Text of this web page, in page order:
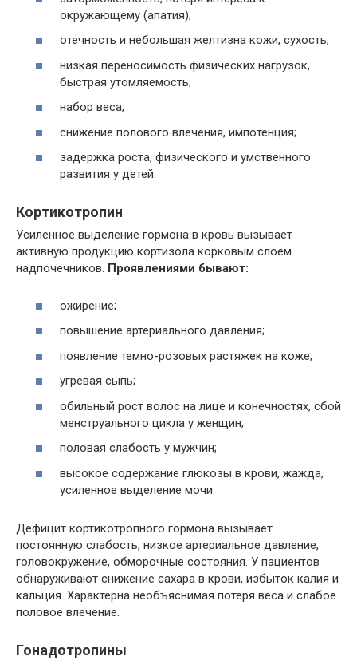
окружающему (апатия);
отечность и небольшая желтизна кожи, сухость;
низкая переносимость физических нагрузок,
быстрая утомляемость;
набор веса;
снижение полового влечения, импотенция;
задержка роста, физического и умственного
развития у детей.
Кортикотропин
Усиленное выделение гормона в кровь вызывает
активную продукцию кортизола корковым слоем
надпочечников. Проявлениями бывают:
ожирение;
повышение артериального давления;
появление темно-розовых растяжек на коже;
угревая сыпь;
обильный рост волос на лице и конечностях, сбой
менструального цикла у женщин;
половая слабость у мужчин;
высокое содержание глюкозы в крови, жажда,
усиленное выделение мочи.
Дефицит кортикотропного гормона вызывает
постоянную слабость, низкое артериальное давление,
головокружение, обморочные состояния. У пациентов
обнаруживают снижение сахара в крови, избыток калия и
кальция. Характерна необъяснимая потеря веса и слабое
половое влечение.
Гонадотропины